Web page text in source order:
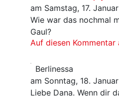
am Samstag, 17.
Wie war das nochmal
Gaul?
Auf diesen
Berlinessa
am Sonntag, 18.
Liebe Dana. Wenn dir